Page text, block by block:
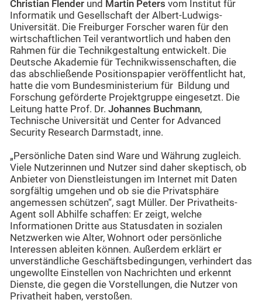
Christian Flender und Martin Peters vom Institut für
Informatik und Gesellschaft der Albert-Ludwigs-
Universität. Die Freiburger Forscher waren für den
wirtschaftlichen Teil verantwortlich und haben den
Rahmen für die Technikgestaltung entwickelt. Die
Deutsche Akademie für Technikwissenschaften, die
das abschließende Positionspapier veröffentlicht hat,
hatte die vom Bundesministerium für Bildung und
Forschung geförderte Projektgruppe eingesetzt. Die
Leitung hatte Prof. Dr. Johannes Buchmann,
Technische Universität und Center for Advanced
Security Research Darmstadt, inne.
„Persönliche Daten sind Ware und Währung zugleich.
Viele Nutzerinnen und Nutzer sind daher skeptisch, ob
Anbieter von Dienstleistungen im Internet mit Daten
sorgfältig umgehen und ob sie die Privatsphäre
angemessen schützen“, sagt Müller. Der Privatheits-
Agent soll Abhilfe schaffen: Er zeigt, welche
Informationen Dritte aus Statusdaten in sozialen
Netzwerken wie Alter, Wohnort oder persönliche
Interessen ableiten können. Außerdem erklärt er
unverständliche Geschäftsbedingungen, verhindert das
ungewollte Einstellen von Nachrichten und erkennt
Dienste, die gegen die Vorstellungen, die Nutzer von
Privatheit haben, verstoßen.